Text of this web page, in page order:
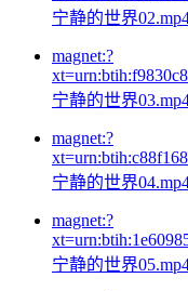
宁静的世界
magnet:?
宁静的世界
magnet:?
宁静的世界
magnet:?
宁静的世界